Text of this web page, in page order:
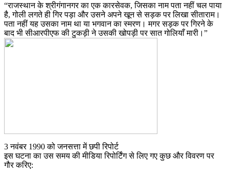
“राजस्थान के श्रीगंगानगर का एक कारसेवक, जिसका नाम पता नहीं चल पाया
है, गोली लगते ही गिर पड़ा और उसने अपने खून से सड़क पर लिखा सीताराम।
पता नहीं यह उसका नाम था या भगवान का स्मरण। मगर सड़क पर गिरने के
बाद भी सीआरपीएफ की टुकड़ी ने उसकी खोपड़ी पर सात गोलियाँ मारी।”
3 नवंबर 1990 को जनसत्ता में छपी रिपोर्ट
इस घटना का उस समय की मीडिया रिपोर्टिंग से लिए गए कुछ और विवरण पर
गौर करिए: